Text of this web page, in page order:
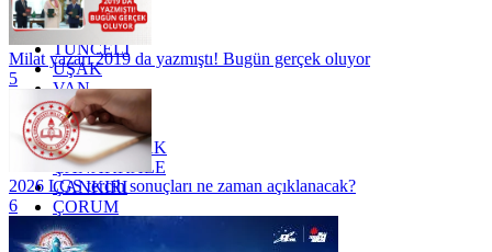
TOKAT
TRABZON
TUNCELİ
UŞAK
VAN
YALOVA
YOZGAT
ZONGULDAK
ÇANAKKALE
ÇANKIRI
ÇORUM
İSTANBUL
İZMİR
Milat yazarı 2019 da yazmıştı! Bugün gerçek oluyor
5
2026 LGS tercih sonuçları ne zaman açıklanacak?
6